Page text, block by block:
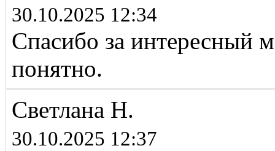
30.10.2025 12:34
Спасибо за интересный
понятно.
Светлана Н.
30.10.2025 12:37